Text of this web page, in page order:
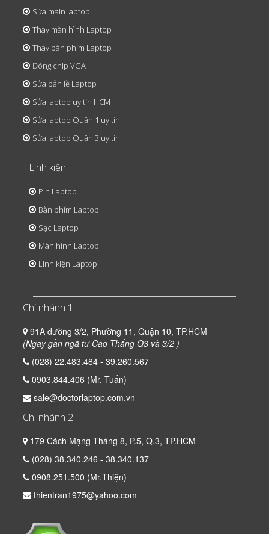
Sửa main laptop
Thay màn hình Laptop
Thay bàn phím Laptop
Đóng chip VGA
Sửa bản lề Laptop
Sửa laptop uy tín HCM
Sửa laptop Quận 1 uy tín
Sửa laptop Quận 3 uy tín
Linh kiện
Pin Laptop
Bàn phím Laptop
Sạc Laptop
Màn hình Laptop
Linh kiện Laptop
Chi nhánh 1
91A đường 3/2, Phường 11, Quận 10, TP.HCM
(Ngay gần ngã tư Cao Thắng Q3 và 3/2 )
(028) 22.483.484 - 39.260.567
0903.844.406 (Mr. Tuấn)
sale@doctorlaptop.com.vn
Chi nhánh 2
179 Cách Mạng Tháng 8, P.5, Q.3, TP.HCM
(028) 38.340.246 - 38.340.137
0908.251.500 (Mr.Thiện)
thientran1975@yahoo.com